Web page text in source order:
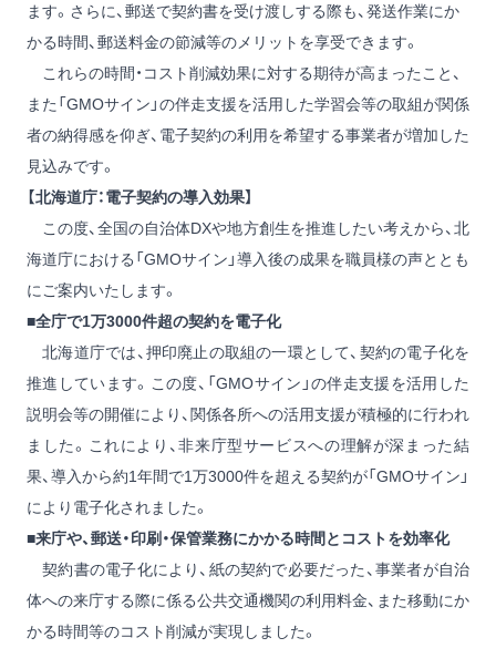
ます。さらに、郵送で契約書を受け渡しする際も、発送作業にか
かる時間、郵送料金の節減等のメリットを享受できます。
これらの時間・コスト削減効果に対する期待が高まったこと、
また「GMOサイン」の伴走支援を活用した学習会等の取組が関係
者の納得感を仰ぎ、電子契約の利用を希望する事業者が増加した
見込みです。
【北海道庁：電子契約の導入効果】
この度、全国の自治体DXや地方創生を推進したい考えから、北
海道庁における「GMOサイン」導入後の成果を職員様の声ととも
にご案内いたします。
■全庁で1万3000件超の契約を電子化
北海道庁では、押印廃止の取組の一環として、契約の電子化を
推進しています。この度、「GMOサイン」の伴走支援を活用した
説明会等の開催により、関係各所への活用支援が積極的に行われ
ました。これにより、非来庁型サービスへの理解が深まった結
果、導入から約1年間で1万3000件を超える契約が「GMOサイン」
により電子化されました。
■来庁や、郵送・印刷・保管業務にかかる時間とコストを効率化
契約書の電子化により、紙の契約で必要だった、事業者が自治
体への来庁する際に係る公共交通機関の利用料金、また移動にか
かる時間等のコスト削減が実現しました。